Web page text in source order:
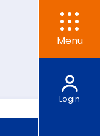
Menu
Login